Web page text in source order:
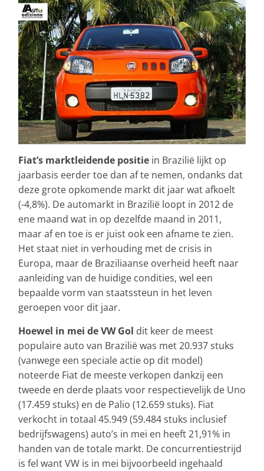
Fiat’s marktleidende positie in Brazilië lijkt op
jaarbasis eerder toe dan af te nemen, ondanks dat
deze grote opkomende markt dit jaar wat afkoelt
(-4,8%). De automarkt in Brazilië loopt in 2012 de
ene maand wat in op dezelfde maand in 2011,
maar af en toe is er juist ook een afname te zien.
Het staat niet in verhouding met de crisis in
Europa, maar de Braziliaanse overheid heeft naar
aanleiding van de huidige condities, wel een
bepaalde vorm van staatssteun in het leven
geroepen voor dit jaar.
Hoewel in mei de VW Gol dit keer de meest
populaire auto van Brazilië was met 20.937 stuks
(vanwege een speciale actie op dit model)
noteerde Fiat de meeste verkopen dankzij een
tweede en derde plaats voor respectievelijk de Uno
(17.459 stuks) en de Palio (12.659 stuks). Fiat
verkocht in totaal 45.949 (59.484 stuks inclusief
bedrijfswagens) auto’s in mei en heeft 21,91% in
handen van de totale markt. De concurrentiestrijd
is fel want VW is in mei bijvoorbeeld ingehaald